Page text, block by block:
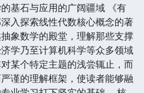
基石与应用的广阔疆域 《有
入探索线性代数核心概念的著
象数学的殿堂，理解那些支撑
学乃至计算机科学等众多领域
某个特定主题的浅尝辄止，而
谨的理解框架，使读者能够融